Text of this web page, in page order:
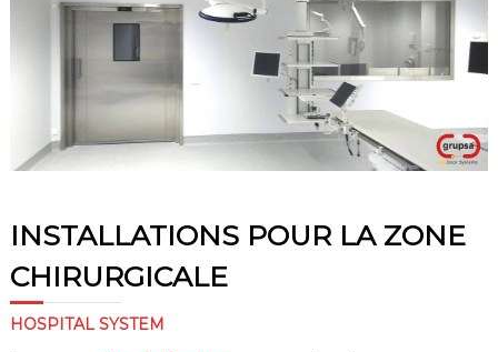
INSTALLATIONS POUR LA ZONE
CHIRURGICALE
HOSPITAL SYSTEM